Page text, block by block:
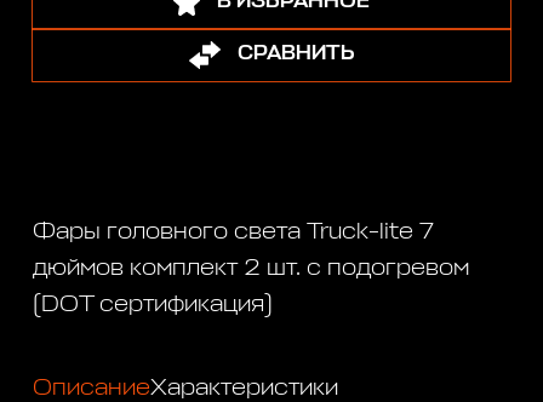
СРАВНИТЬ
Фары головного света Truck-lite 7
дюймов комплект 2 шт. с подогревом
(DOT сертификация)
ОписаниеХарактеристики